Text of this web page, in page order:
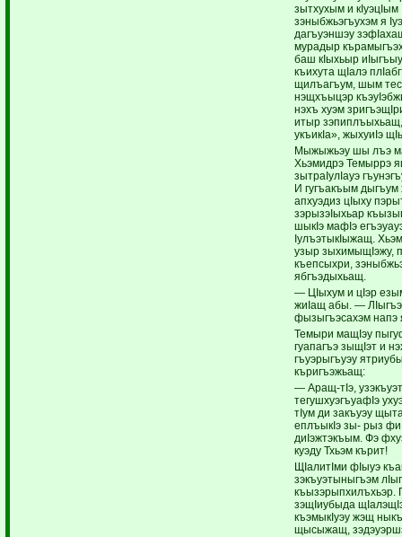
зытхухым и кIуэцIым
зэныбжьэгъухэм я
дагъуэншэу
мурадыр
баш кIыхьыр
къихута щIалэ
щилъагъум, шым
нэщхъыцэр
нэхъ хуэм
итыр
укъикIа», жыхуиIэ
Мыжыжьэу шы лъэ
Хьэмидрэ Темыррэ
зытраIулIауэ
И гугъакъым
апхуэдиз цIыху
зэрызэIыхьар
шыкIэ мафIэ
IулъэтыкIыжащ.
узыр зыхимыщIэжу,
къепсыхри,
ябгъэдыхьащ.
— ЦIыхум и цIэр
жиIащ абы. —
фызыгъэсахэм напэ
Темыри мащIэу
гуапагъэ зыщIэт и
гъуэрыгъуэу
къригъэжьащ:
— Аращ-тIэ,
тегушхуэгъуафIэ
тIум ди закъуэу
еплъыкIэ зы- рыз
диIэжтэкъым. Фэ
куэду Тхьэм кърит!
ЩIалитIми фIыуэ
зэкъуэтыныгъэм
къызэрыпхилъхьэр.
зэщIиубыда
къэмыкIуэу жэщ
щысыжащ,